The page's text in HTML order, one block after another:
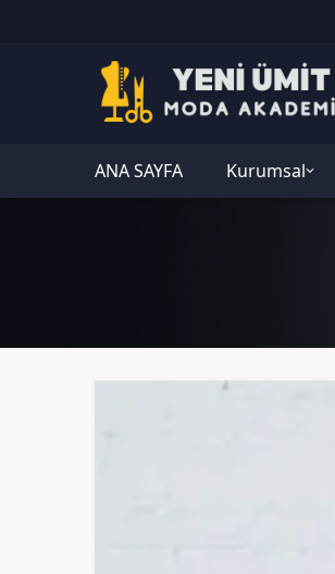
ANA SAYFA Kurumsal